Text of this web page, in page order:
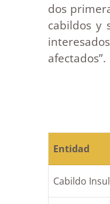
dos
cabildos y
afectados”.
Entidad
Cabildo